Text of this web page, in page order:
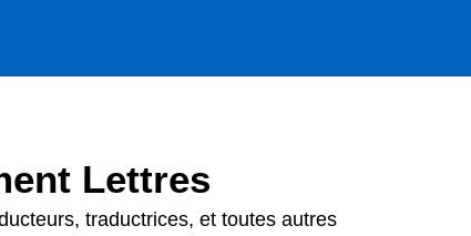
Lettres
traductrices, et toutes autres